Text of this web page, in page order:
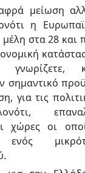
μείωση
η
στα 28 και
σημαντικό
για τις
χώρες οι
ενός